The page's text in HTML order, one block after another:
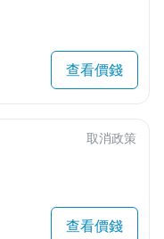
查看價錢
取消政策
查看價錢